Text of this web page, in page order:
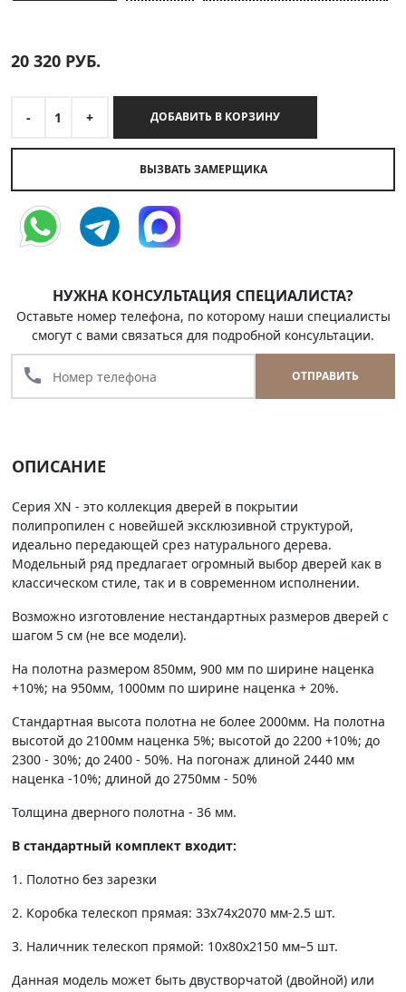
20 320 РУБ.
- 1 + ДОБАВИТЬ В КОРЗИНУ
ВЫЗВАТЬ ЗАМЕРЩИКА
НУЖНА КОНСУЛЬТАЦИЯ СПЕЦИАЛИСТА?
Оставьте номер телефона, по которому наши специалисты
смогут с вами связаться для подробной консультации.
call ОТПРАВИТЬ
ОПИСАНИЕ
Серия XN - это коллекция дверей в покрытии
полипропилен с новейшей эксклюзивной структурой,
идеально передающей срез натурального дерева.
Модельный ряд предлагает огромный выбор дверей как в
классическом стиле, так и в современном исполнении.
Возможно изготовление нестандартных размеров дверей с
шагом 5 см (не все модели).
На полотна размером 850мм, 900 мм по ширине наценка
+10%; на 950мм, 1000мм по ширине наценка + 20%.
Стандартная высота полотна не более 2000мм. На полотна
высотой до 2100мм наценка 5%; высотой до 2200 +10%; до
2300 - 30%; до 2400 - 50%. На погонаж длиной 2440 мм
наценка -10%; длиной до 2750мм - 50%
Толщина дверного полотна - 36 мм.
В стандартный комплект входит:
1. Полотно без зарезки
2. Коробка телескоп прямая: 33х74х2070 мм-2.5 шт.
3. Наличник телескоп прямой: 10х80х2150 мм–5 шт.
Данная модель может быть двустворчатой (двойной) или